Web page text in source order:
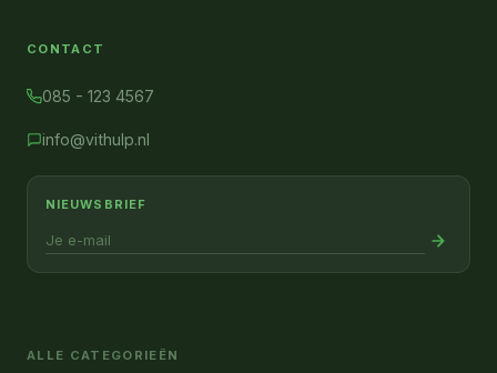
CONTACT
085 - 123 4567
info@vithulp.nl
NIEUWSBRIEF
ALLE CATEGORIEËN